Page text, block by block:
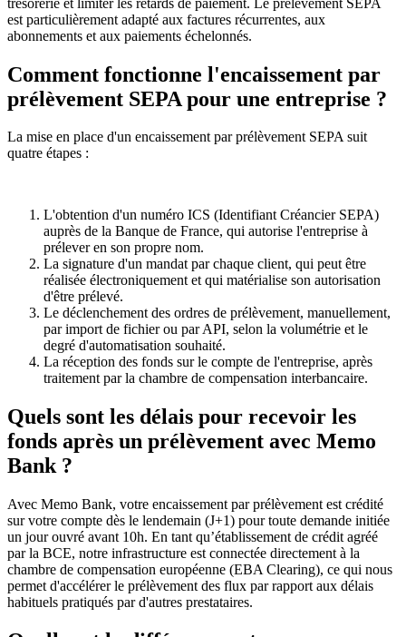
est particulièrement adapté aux factures récurrentes, aux
abonnements et aux paiements échelonnés.
Comment fonctionne l'encaissement par
prélèvement SEPA pour une entreprise ?
La mise en place d'un encaissement par prélèvement SEPA suit
quatre étapes :
L'obtention d'un numéro ICS (Identifiant Créancier SEPA)
auprès de la Banque de France, qui autorise l'entreprise à
prélever en son propre nom.
La signature d'un mandat par chaque client, qui peut être
réalisée électroniquement et qui matérialise son autorisation
d'être prélevé.
Le déclenchement des ordres de prélèvement, manuellement,
par import de fichier ou par API, selon la volumétrie et le
degré d'automatisation souhaité.
La réception des fonds sur le compte de l'entreprise, après
traitement par la chambre de compensation interbancaire.
Quels sont les délais pour recevoir les
fonds après un prélèvement avec Memo
Bank ?
Avec Memo Bank, votre encaissement par prélèvement est crédité
sur votre compte dès le lendemain (J+1) pour toute demande initiée
un jour ouvré avant 10h. En tant qu’établissement de crédit agréé
par la BCE, notre infrastructure est connectée directement à la
chambre de compensation européenne (EBA Clearing), ce qui nous
permet d'accélérer le prélèvement des flux par rapport aux délais
habituels pratiqués par d'autres prestataires.